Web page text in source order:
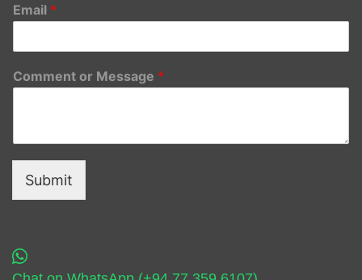
Email *
Comment or Message *
Submit